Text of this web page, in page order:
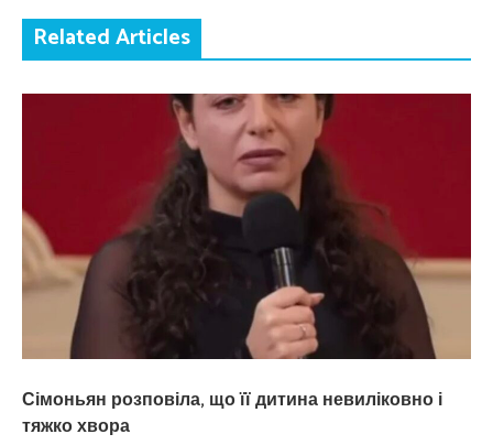
Related Articles
Сімоньян розповіла, що її дитина невиліковно і
тяжко хвора